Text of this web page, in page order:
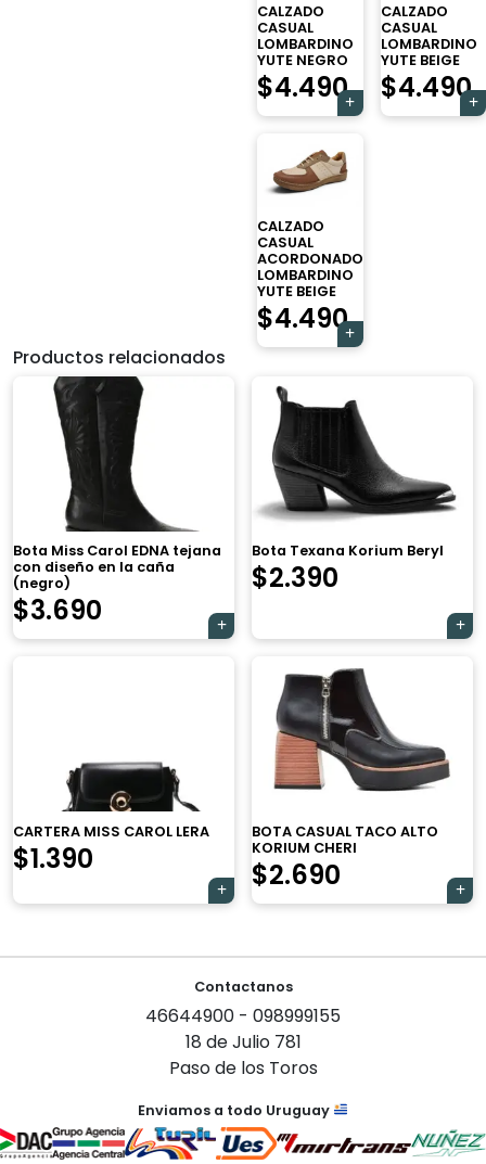
CALZADO
CASUAL
LOMBARDINO
YUTE NEGRO
$4.490
CALZADO
CASUAL
LOMBARDINO
YUTE BEIGE
$4.490
CALZADO
CASUAL
ACORDONADO
LOMBARDINO
YUTE BEIGE
$4.490
Productos relacionados
Bota Miss Carol EDNA tejana
con diseño en la caña
(negro)
$3.690
Bota Texana Korium Beryl
$2.390
CARTERA MISS CAROL LERA
$1.390
BOTA CASUAL TACO ALTO
KORIUM CHERI
$2.690
Navegación
Contactanos
46644900 - 098999155
18 de Julio 781
Paso de los Toros
Enviamos a todo Uruguay
×
automáticamente.